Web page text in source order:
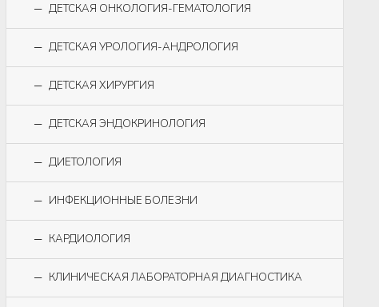
ДЕТСКАЯ ОНКОЛОГИЯ-ГЕМАТОЛОГИЯ
ДЕТСКАЯ УРОЛОГИЯ-АНДРОЛОГИЯ
ДЕТСКАЯ ХИРУРГИЯ
ДЕТСКАЯ ЭНДОКРИНОЛОГИЯ
ДИЕТОЛОГИЯ
ИНФЕКЦИОННЫЕ БОЛЕЗНИ
КАРДИОЛОГИЯ
КЛИНИЧЕСКАЯ ЛАБОРАТОРНАЯ ДИАГНОСТИКА